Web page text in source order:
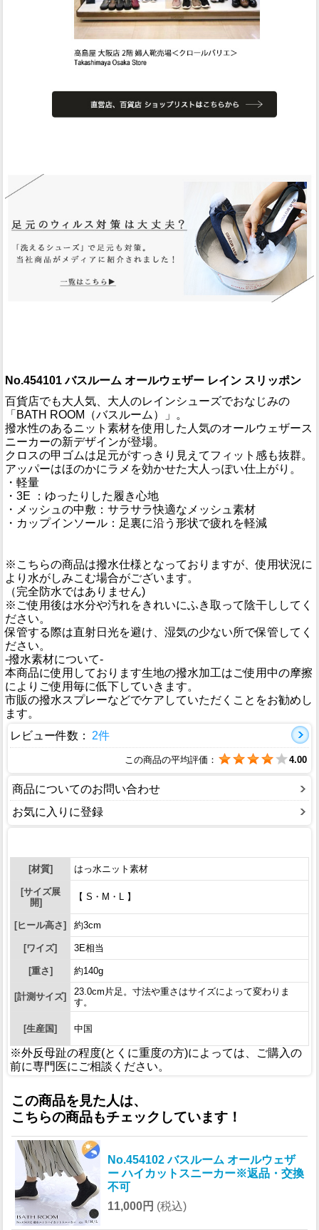
No.454101 バスルーム オールウェザー レイン スリッポン
百貨店でも大人気、大人のレインシューズでおなじみの
「BATH ROOM（バスルーム）」。
撥水性のあるニット素材を使用した人気のオールウェザース
ニーカーの新デザインが登場。
クロスの甲ゴムは足元がすっきり見えてフィット感も抜群。
アッパーはほのかにラメを効かせた大人っぽい仕上がり。
・軽量
・3E ：ゆったりした履き心地
・メッシュの中敷：サラサラ快適なメッシュ素材
・カップインソール：足裏に沿う形状で疲れを軽減
※こちらの商品は撥水仕様となっておりますが、使用状況に
より水がしみこむ場合がございます。
（完全防水ではありません)
※ご使用後は水分や汚れをきれいにふき取って陰干ししてく
ださい。
保管する際は直射日光を避け、湿気の少ない所で保管してく
ださい。
-撥水素材について-
本商品に使用しております生地の撥水加工はご使用中の摩擦
によりご使用毎に低下していきます。
市販の撥水スプレーなどでケアしていただくことをお勧めし
ます。
レビュー件数：
2件
この商品の平均評価： 4.00
商品についてのお問い合わせ
お気に入りに登録
[材質] はっ水ニット素材
[サイズ展
開]
【 S・M・L 】
[ヒール高さ] 約3cm
[ワイズ] 3E相当
[重さ] 約140g
[計測サイズ]
23.0cm片足。寸法や重さはサイズによって変わりま
す。
[生産国] 中国
※外反母趾の程度(とくに重度の方)によっては、ご購入の
前に専門医にご相談ください。
この商品を見た人は、
こちらの商品もチェックしています！
No.454102 バスルーム オールウェザ
ー ハイカットスニーカー※返品・交換
不可
11,000円 (税込)